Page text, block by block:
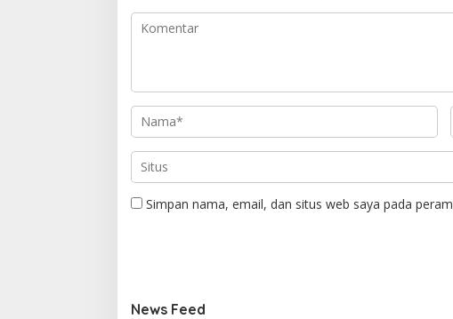
Simpan nama, email, dan situs web saya pada
News Feed